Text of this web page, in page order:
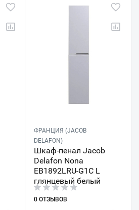
ФРАНЦИЯ (JACOB
DELAFON)
Шкаф-пенал Jacob
Delafon Nona
EB1892LRU-G1C L
глянцевый белый
0 ОТЗЫВОВ